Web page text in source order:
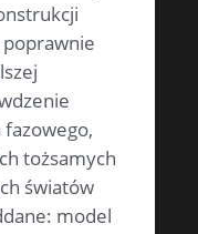
poprawnie
tożsamych
światów
model